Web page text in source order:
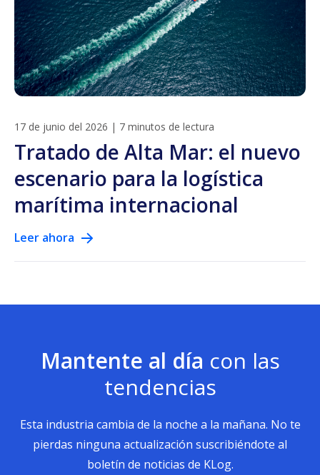
17 de junio del 2026 | 7 minutos de lectura
Tratado de Alta Mar: el nuevo
escenario para la logística
marítima internacional
Leer ahora
Mantente al día con las
tendencias
Esta industria cambia de la noche a la mañana. No te
pierdas ninguna actualización suscribiéndote al
boletín de noticias de KLog.